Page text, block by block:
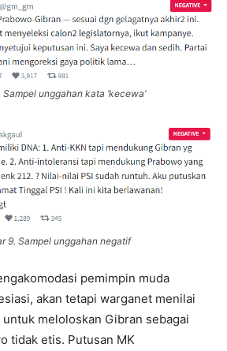
Sampel unggahan kata ‘kecewa’
9. Sampel unggahan negatif
pemimpin muda
akan tetapi warganet menilai
meloloskan Gibran sebagai
tidak etis. Putusan MK